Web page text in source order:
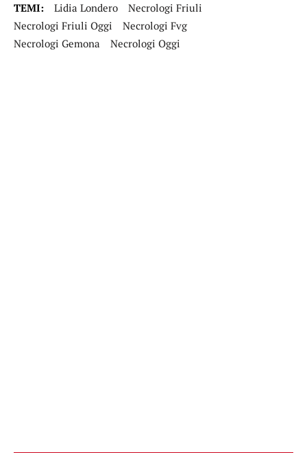
TEMI: Lidia Londero
Necrologi Friuli
Necrologi Friuli Oggi
Necrologi Fvg
Necrologi Gemona
Necrologi Oggi